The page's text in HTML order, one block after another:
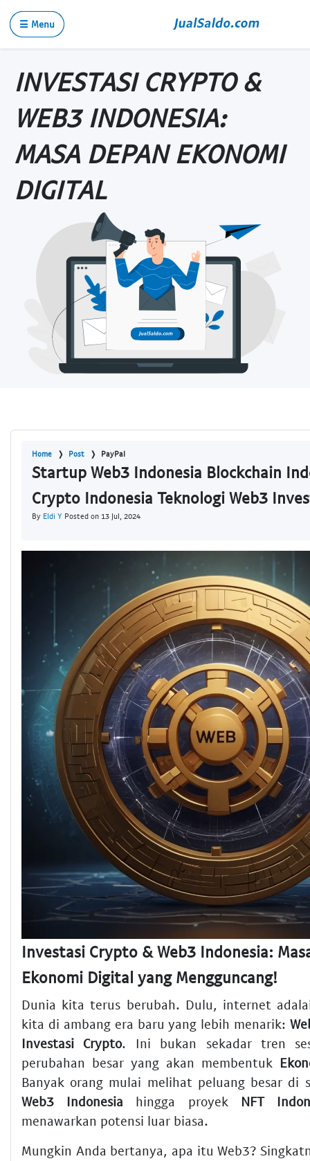
☰ Menu
INVESTASI CRYPTO &
WEB3 INDONESIA:
MASA DEPAN EKONOMI
DIGITAL
Home Post PayPal
Startup Web3 Indonesia Blockchain
Crypto Indonesia Teknologi Web3
By Eldi Y Posted on 13 Jul, 2024
Investasi Crypto & Web3 Indonesia:
Ekonomi Digital yang Mengguncang!
Dunia kita terus berubah. Dulu, internet
kita di ambang era baru yang lebih menarik:
Investasi Crypto. Ini bukan sekadar tren
perubahan besar yang akan membentuk
Banyak orang mulai melihat peluang besar di
Web3 Indonesia hingga proyek
NFT
menawarkan potensi luar biasa.
Mungkin Anda bertanya, apa itu Web3?